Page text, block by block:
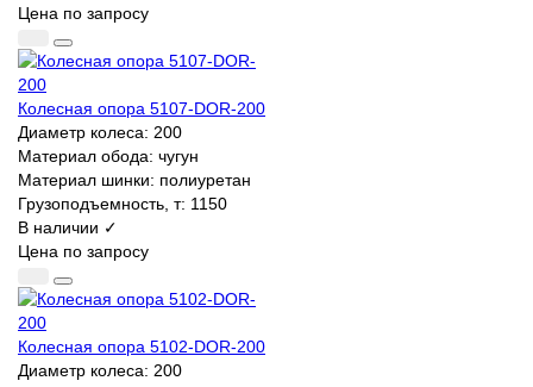
Цена по запросу
Колесная опора 5107-DOR-200
Диаметр колеса: 200
Материал обода: чугун
Материал шинки: полиуретан
Грузоподъемность, т: 1150
В наличии ✓
Цена по запросу
Колесная опора 5102-DOR-200
Диаметр колеса: 200